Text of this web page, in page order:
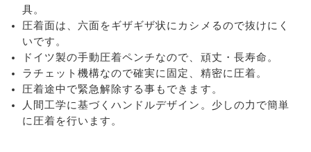
具。
圧着面は、六面をギザギザ状にカシメるので抜けにく
いです。
ドイツ製の手動圧着ペンチなので、頑丈・長寿命。
ラチェット機構なので確実に固定、精密に圧着。
圧着途中で緊急解除する事もできます。
人間工学に基づくハンドルデザイン。少しの力で簡単
に圧着を行います。